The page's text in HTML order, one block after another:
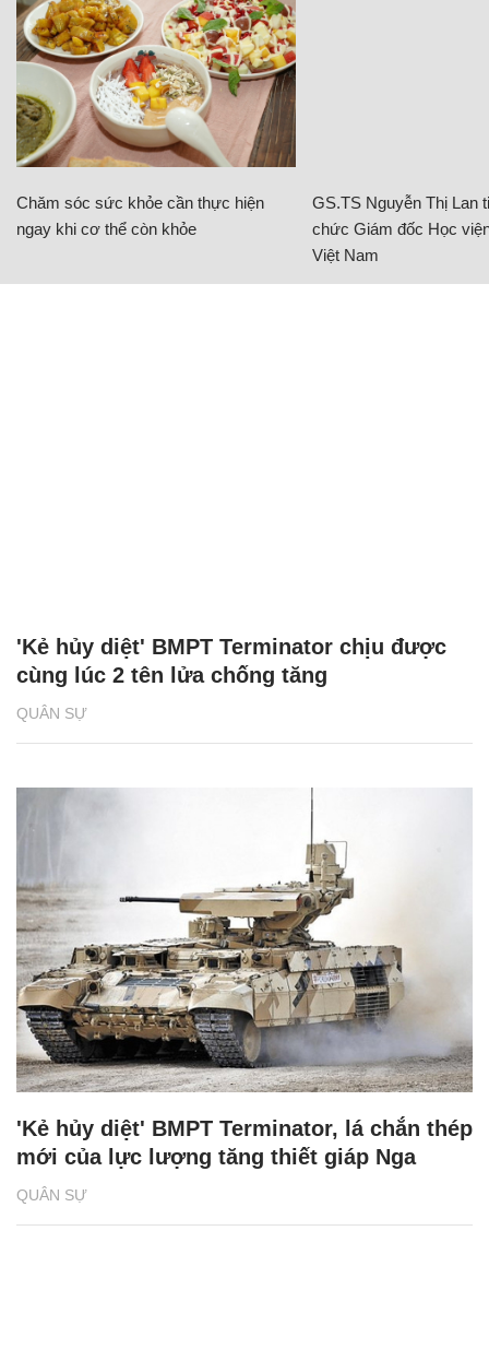
Chăm sóc sức khỏe cần thực hiện
ngay khi cơ thể còn khỏe
GS.TS Nguyễn Thị Lan
chức Giám đốc Học
Việt Nam
QUÂN SỰ
'Kẻ hủy diệt' BMPT Terminator chịu được
cùng lúc 2 tên lửa chống tăng
QUÂN SỰ
'Kẻ hủy diệt' BMPT Terminator, lá chắn thép
mới của lực lượng tăng thiết giáp Nga